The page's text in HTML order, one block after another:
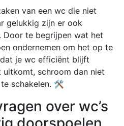
van een wc die niet
gelukkig zijn er ook
Door te begrijpen wat het
ondernemen om het op te
je wc efficiënt blijft
schroom dan niet
te schakelen. 🛠️
over wc’s